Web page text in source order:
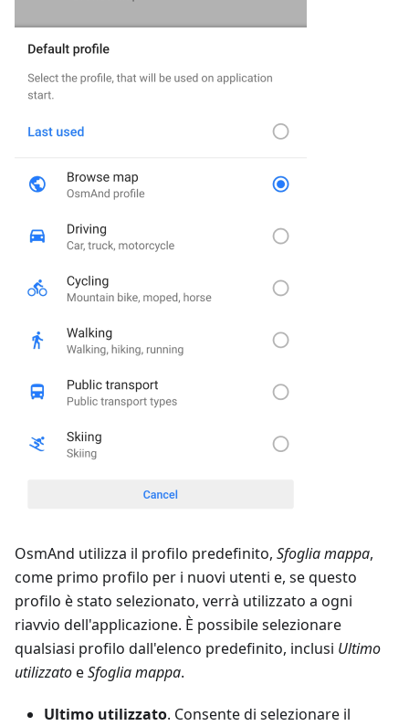
OsmAnd utilizza il profilo predefinito, Sfoglia mappa,
come primo profilo per i nuovi utenti e, se questo
profilo è stato selezionato, verrà utilizzato a ogni
riavvio dell'applicazione. È possibile selezionare
qualsiasi profilo dall'elenco predefinito, inclusi Ultimo
utilizzatoeSfoglia mappa.
Ultimo utilizzato. Consente di selezionare il